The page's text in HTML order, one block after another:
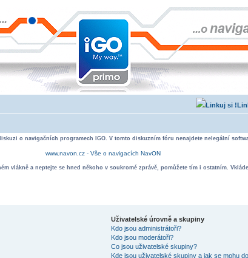
o navigačních programech IGO. V tomto diskuzním fóru nenajdete nelegální
www.navon.cz - Vše o navigacích NavON
vlákně a neptejte se hned někoho v soukromé zprávě, pomůžete tím i ostatním.
Uživatelské úrovně a skupiny
Kdo jsou administrátoři?
Kdo jsou moderátoři?
Co jsou uživatelské skupiny?
Kde jsou uživatelské skupiny a jak se mohu